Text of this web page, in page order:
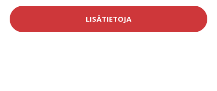
LISÄTIETOJA